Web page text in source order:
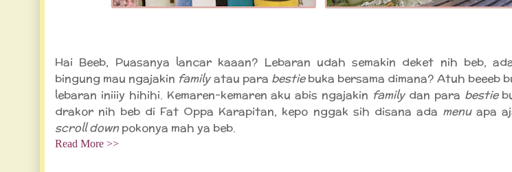
Hai Beeb, Puasanya lancar kaaan? Lebaran udah semakin deket nih beb,
bingung mau ngajakin familyatau para bestiebuka bersama dimana? Atuh beeeb
lebaran iniiiy hihihi. Kemaren-kemaren aku abis ngajakin family dan para bestie
drakor nih beb di Fat Oppa Karapitan, kepo nggak sih disana ada menu apa
scroll down pokonya mah ya beb.
Read More >>